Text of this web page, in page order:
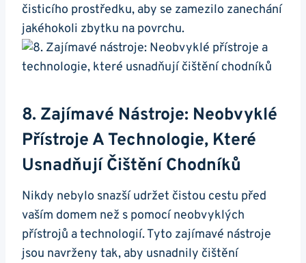
čisticího⁢ prostředku, aby se zamezilo zanechání
jakéhokoli zbytku na povrchu.
8. Zajímavé Nástroje: ​Neobvyklé
Přístroje A Technologie, Které
Usnadňují Čištění⁤ Chodníků
Nikdy nebylo snazší udržet ⁢čistou cestu před
vaším domem než s pomocí neobvyklých
přístrojů a technologií. Tyto zajímavé nástroje
jsou navrženy tak, aby usnadnily čištění